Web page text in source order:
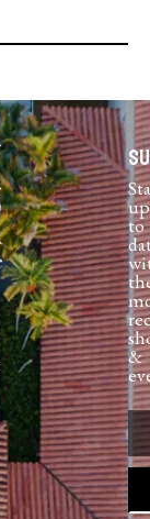
up
to
&